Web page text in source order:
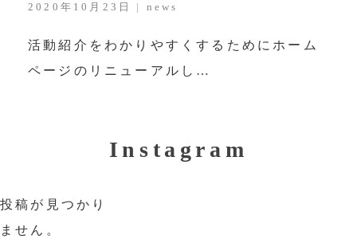
2020年10月23日 | news
活動紹介をわかりやすくするためにホーム
ページのリニューアルし…
Instagram
投稿が見つかり
ません。